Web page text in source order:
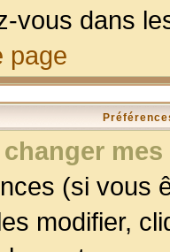
vous dans
page
(si vous
modifier,